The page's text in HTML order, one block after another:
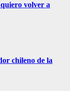
volver a
chileno de la